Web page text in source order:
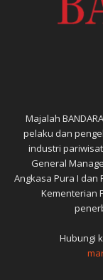
Majalah
pelaku dan
industri
General
Angkasa Pura I dan
Kementerian
Hubungi